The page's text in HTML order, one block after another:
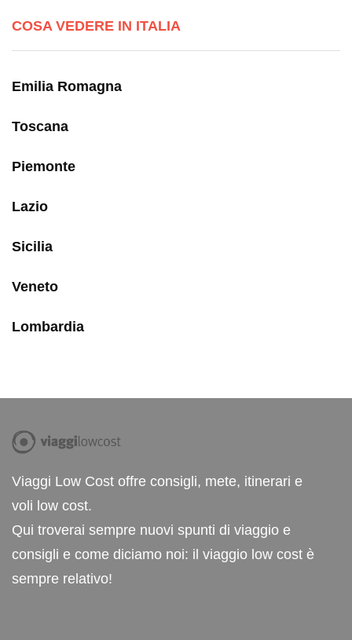
COSA VEDERE IN ITALIA
Emilia Romagna
Toscana
Piemonte
Lazio
Sicilia
Veneto
Lombardia
Viaggi Low Cost offre consigli, mete, itinerari e
voli low cost.
Qui troverai sempre nuovi spunti di viaggio e
consigli e come diciamo noi: il viaggio low cost è
sempre relativo!